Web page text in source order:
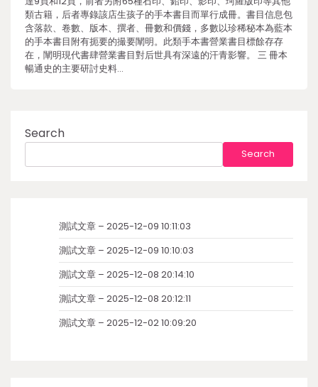
類古籍，后者專錄該店生孩子的手本書目而單行成冊。書目信息包
含落款、卷數、版本、撰者、冊數和價錢，多數以珍稀秘本為藍本
的手本書目附有扼要的撮要闡明。此類手本書營業書目標餘存存
在，闡明現代書肆營業書目對后世具有深遠的汗青影響。 三 冊本
暢通史的主要研討史料…
Search
Search
測試文章 – 2025-12-09 10:11:03
測試文章 – 2025-12-09 10:10:03
測試文章 – 2025-12-08 20:14:10
測試文章 – 2025-12-08 20:12:11
測試文章 – 2025-12-02 10:09:20